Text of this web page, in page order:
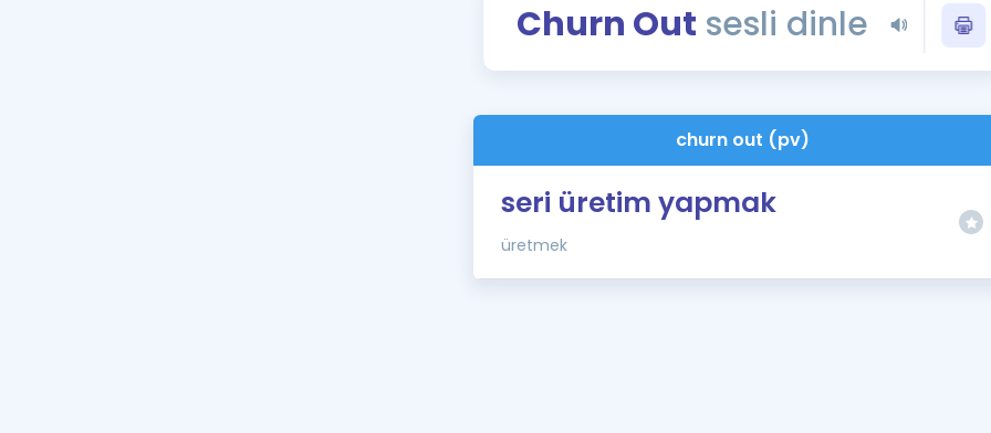
YDS - YÖKDİL
İngilizce
Churn Out sesli dinle
churn out (pv)
seri üretim yapmak
üretmek